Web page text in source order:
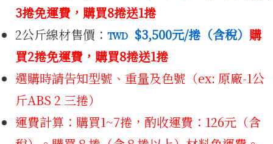
試打樣
3捲免運費，購買8捲送1捲
2公斤線材售價： TWD $3,500元/捲（含稅） 購
買2捲免運費，購買8捲送1捲
選購時請告知型號、重量及色號（ex: 原廠-1公
斤ABS 2 三捲）
運費計算：購買1~7捲，酌收運費：126元（含